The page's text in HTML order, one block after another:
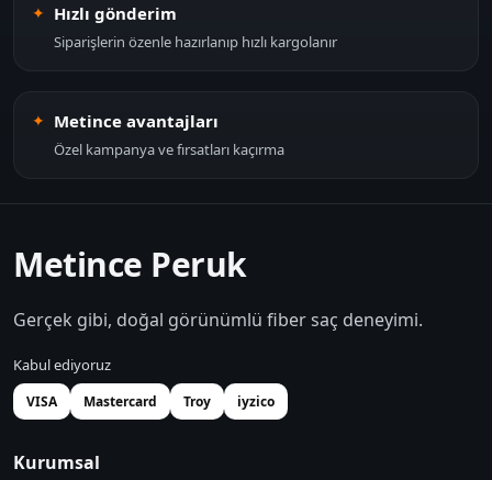
Hızlı gönderim
Siparişlerin özenle hazırlanıp hızlı kargolanır
Metince avantajları
Özel kampanya ve fırsatları kaçırma
Metince Peruk
Gerçek gibi, doğal görünümlü fiber saç deneyimi.
Kabul ediyoruz
VISA Mastercard Troy iyzico
Kurumsal